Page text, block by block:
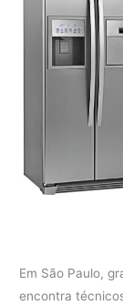
Em São Paulo,
encontra